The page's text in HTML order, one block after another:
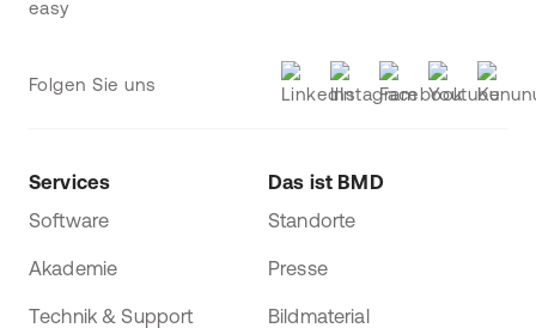
Folgen Sie uns
Services
Software
Akademie
Technik & Support
Das ist BMD
Standorte
Presse
Bildmaterial